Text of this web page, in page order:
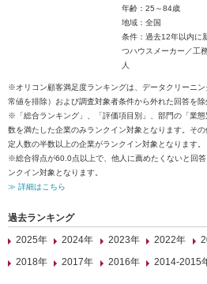
年齢：25～84歳
地域：全国
条件：過去12年以内に
つハウスメーカー／工
人
※オリコン顧客満足度ランキングは、データクリーニ
常値を排除）および調査対象者条件から外れた回答を除
※「総合ランキング」、「評価項目別」、部門の「業
数を満たした企業のみランクイン対象となります。そ
定人数の半数以上の企業がランクイン対象となります。
※総合得点が60.0点以上で、他人に薦めたくないと回
ンクイン対象となります。
≫ 詳細はこちら
過去ランキング
2025年
2024年 2023年 2022年
2018年
2017年 2016年 2014-2015